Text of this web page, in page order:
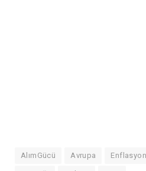
AlımGücü Avrupa Enflasyon